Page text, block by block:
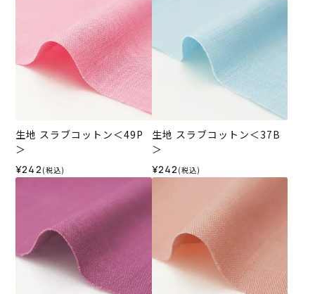
生地 スラブコットン＜49P
＞
¥242 (税込)
生地 スラブコットン＜37B
＞
¥242 (税込)